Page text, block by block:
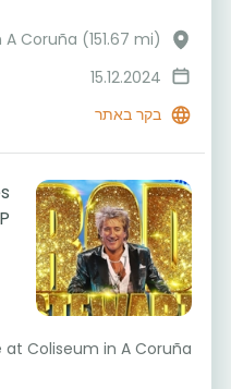
Coruña (151.67 mi)
15.12.2024
בקר באתר
Coliseum in A Coruña.